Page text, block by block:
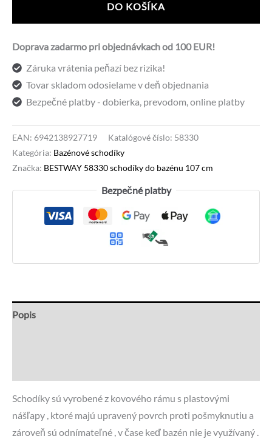
bazénu
107
cm
DO KOŠÍKA
Doprava zadarmo pri objednávkach od 100 EUR!
Záruka vrátenia peňazí bez rizika!
Tovar skladom odosielame v deň objednania
Bezpečné platby - dobierka, prevodom, online platby
EAN: 6942138927719 Katalógové číslo: 58330
Kategória: Bazénové schodíky
Značka: BESTWAY 58330 schodíky do bazénu 107 cm
Bezpečné platby
Popis
Schodíky sú vyrobené z kovového rámu s plastovými
nášľapy , ktoré majú upravený povrch proti pošmyknutiu a
zároveň sú odnímateľné , v čase keď bazén nie je využívaný .